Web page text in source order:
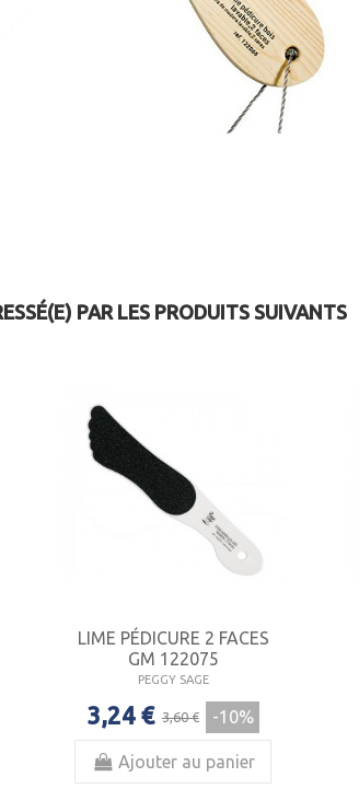
PAR LES PRODUITS SUIVANTS
LIME PÉDICURE 2 FACES
GM 122075
PEGGY SAGE
3,24 € 3,60 € -10%
Ajouter au panier